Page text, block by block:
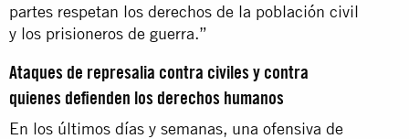
partes respetan los derechos de la población civil
y los prisioneros de guerra.”
Ataques de represalia contra civiles y contra
quienes defienden los derechos humanos
En los últimos días y semanas, una ofensiva de